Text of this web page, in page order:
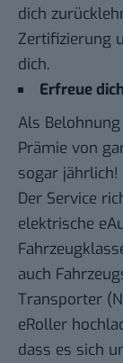
dich
Zertifizierung
dich.
Erfreue
Als
Prämie von
sogar jährlich!
Der Service
elektrische
auch
Transporter
eRoller
dass es sich